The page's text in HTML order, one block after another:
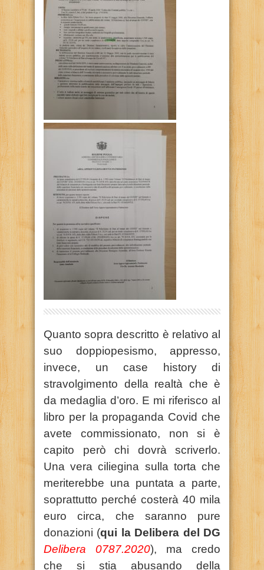
Quanto sopra descritto è relativo al
suo doppiopesismo, appresso,
invece, un case history di
stravolgimento della realtà che è
da medaglia d’oro. E mi riferisco al
libro per la propaganda Covid che
avete commissionato, non si è
capito però chi dovrà scriverlo.
Una vera ciliegina sulla torta che
meriterebbe una puntata a parte,
soprattutto perché costerà 40 mila
euro circa, che saranno pure
donazioni (qui la Delibera del DG
Delibera 0787.2020), ma credo
che si stia abusando della